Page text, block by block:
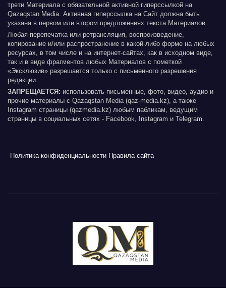
трети Материала с обязательной активной гиперссылкой на
Qazaqstan Media. Активная гиперссылка на Сайт должна быть
указана в первом или втором предложениях текста Материалов.
Любая перепечатка или ретрансляция, воспроизведение,
копирование и/или распространение в какой-либо форме на любых
ресурсах, в том числе и на интернет-сайтах, как в исходном виде,
так и в виде фрагментов любых Материалов с пометкой
«Эксклюзив» разрешается только с письменного разрешения
редакции.
ЗАПРЕЩАЕТСЯ: использовать письменные, фото, видео, аудио и
прочие материалы с Qazaqstan Media (qaz-media.kz), а также
Instagram страницы (qazmedia.kz) любым пабликам, ведущим
страницы в социальных сетях - Facebook, Instagram и Telegram.
Политика конфиденциальности Правила сайта